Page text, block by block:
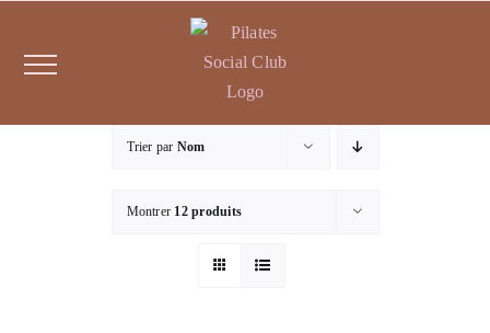
contenu
Trier par Nom
Montrer 12 produits